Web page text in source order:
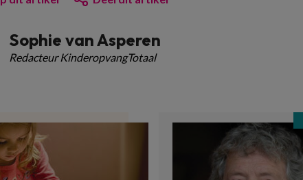
Sophie van Asperen
Redacteur KinderopvangTotaal